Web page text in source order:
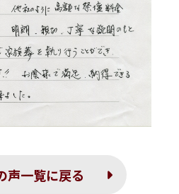
声一覧に戻る